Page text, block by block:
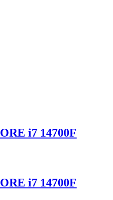
i7 14700F
i7 14700F